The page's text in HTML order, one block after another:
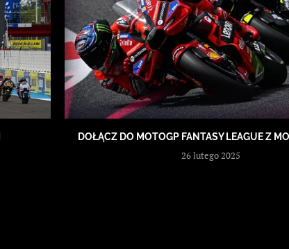
DOŁĄCZ DO MOTOGP FANTASY LEAGUE Z
26 lutego 2025